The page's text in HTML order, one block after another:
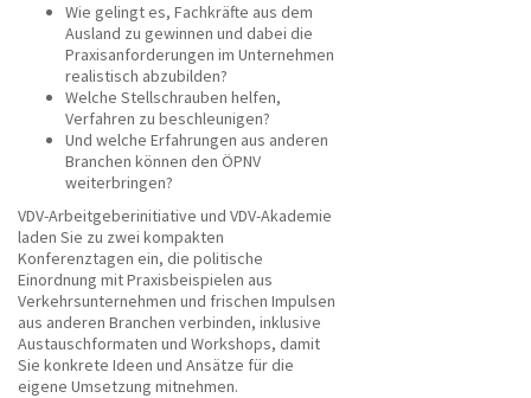
Wie gelingt es, Fachkräfte aus dem
Ausland zu gewinnen und dabei die
Praxisanforderungen im Unternehmen
realistisch abzubilden?
Welche Stellschrauben helfen,
Verfahren zu beschleunigen?
Und welche Erfahrungen aus anderen
Branchen können den ÖPNV
weiterbringen?
VDV-Arbeitgeberinitiative und VDV-Akademie
laden Sie zu zwei kompakten
Konferenztagen ein, die politische
Einordnung mit Praxisbeispielen aus
Verkehrsunternehmen und frischen Impulsen
aus anderen Branchen verbinden, inklusive
Austauschformaten und Workshops, damit
Sie konkrete Ideen und Ansätze für die
eigene Umsetzung mitnehmen.